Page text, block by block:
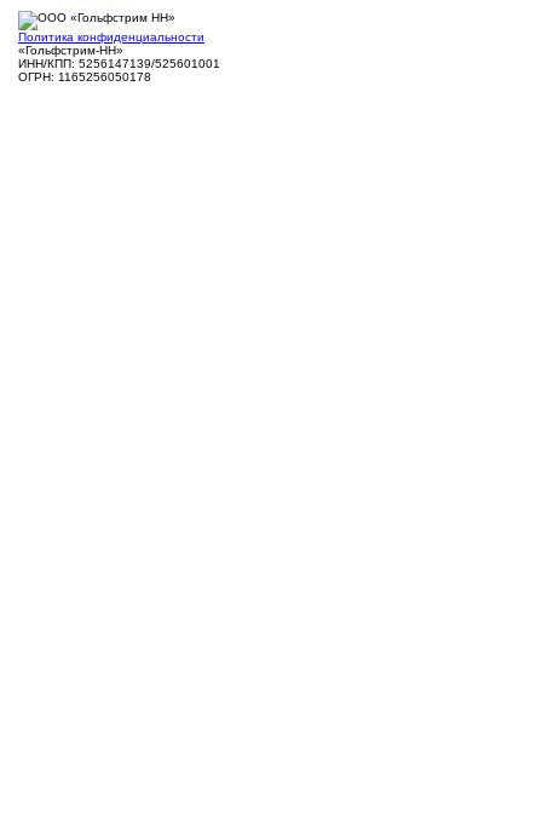
Политика конфиденциальности
«Гольфстрим-НН»
ИНН/КПП: 5256147139/525601001
ОГРН: 1165256050178